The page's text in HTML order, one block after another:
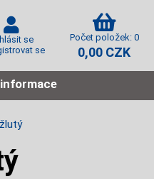
se
se
Počet položek: 0
0,00 CZK